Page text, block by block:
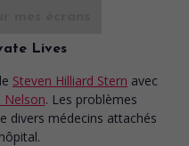
Lives
Steven Hilliard Stern avec
Nelson. Les problèmes
divers médecins attachés